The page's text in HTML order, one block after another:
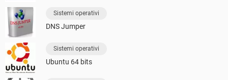
Sistemi operativi
DNS Jumper
Sistemi operativi
Ubuntu 64 bits